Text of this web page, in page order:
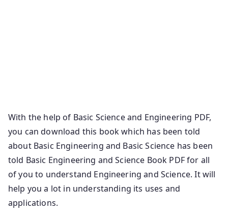
With the help of Basic Science and Engineering PDF,
you can download this book which has been told
about Basic Engineering and Basic Science has been
told Basic Engineering and Science Book PDF for all
of you to understand Engineering and Science. It will
help you a lot in understanding its uses and
applications.